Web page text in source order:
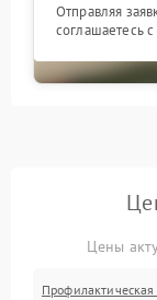
Отправляя
соглашаетесь с
Цены
Профилактическая